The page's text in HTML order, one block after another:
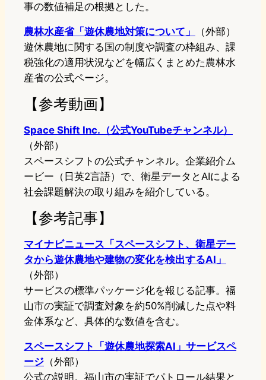
事の数値補足の根拠とした。
農林水産省「遊休農地対策について」
（外部）
遊休農地に関する国の制度や調査の枠組み、課
税強化の適用状況などを幅広くまとめた農林水
産省の公式ページ。
【参考動画】
Space Shift Inc.（公式YouTubeチャンネル）
（外部）
スペースシフトの公式チャンネル。企業紹介ム
ービー（日英2言語）で、衛星データとAIによる
社会課題解決の取り組みを紹介している。
【参考記事】
マイナビニュース「スペースシフト、衛星デー
タから遊休農地や建物の変化を検出するAI」
（外部）
サービスの標準パッケージ化を報じる記事。福
山市の実証で調査対象を約50%削減した点や料
金体系など、具体的な数値を含む。
スペースシフト「遊休農地探索AI」サービスペ
ージ （外部）
公式の説明。福山市の実証でパトロール結果と